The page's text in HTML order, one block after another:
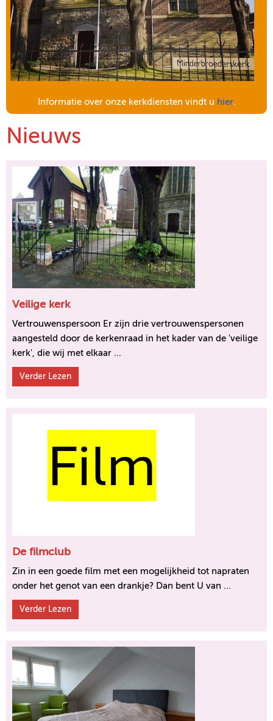
Informatie over onze kerkdiensten vindt u hier.
Nieuws
Veilige kerk
Vertrouwenspersoon Er zijn drie vertrouwenspersonen
aangesteld door de kerkenraad in het kader van de 'veilige
kerk', die wij met elkaar ...
Verder Lezen
De filmclub
Zin in een goede film met een mogelijkheid tot napraten
onder het genot van een drankje? Dan bent U van ...
Verder Lezen